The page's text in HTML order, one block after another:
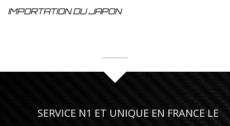
IMPORTATION DU JAPON
SERVICE N1 ET UNIQUE EN FRANCE LE